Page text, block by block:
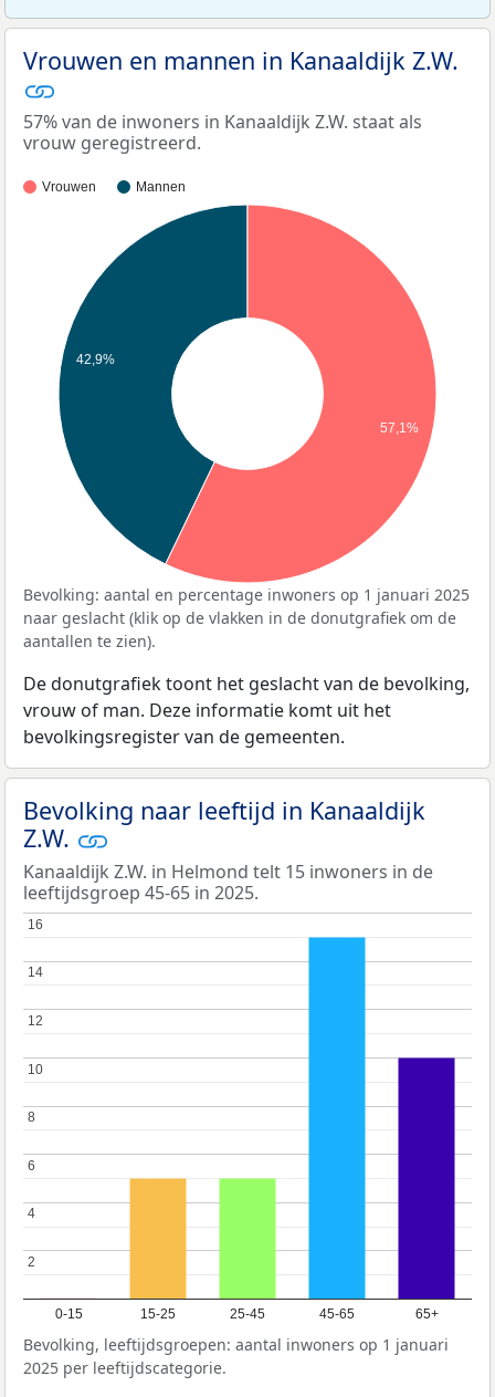
Vrouwen en mannen in Kanaaldijk Z.W.
57% van de inwoners in Kanaaldijk Z.W. staat als
vrouw geregistreerd.
Vrouwen Mannen
42,9%
57,1%
Bevolking: aantal en percentage inwoners op 1 januari 2025
naar geslacht (klik op de vlakken in de donutgrafiek om de
aantallen te zien).
De donutgrafiek toont het geslacht van de bevolking,
vrouw of man. Deze informatie komt uit het
bevolkingsregister van de gemeenten.
Bevolking naar leeftijd in Kanaaldijk
Z.W.
Kanaaldijk Z.W. in Helmond telt 15 inwoners in de
leeftijdsgroep 45-65 in 2025.
0-15 15-25 25-45 45-65 65+
2
2
4
4
6
6
8
8
10
10
12
12
14
14
16
16
Bevolking, leeftijdsgroepen: aantal inwoners op 1 januari
2025 per leeftijdscategorie.